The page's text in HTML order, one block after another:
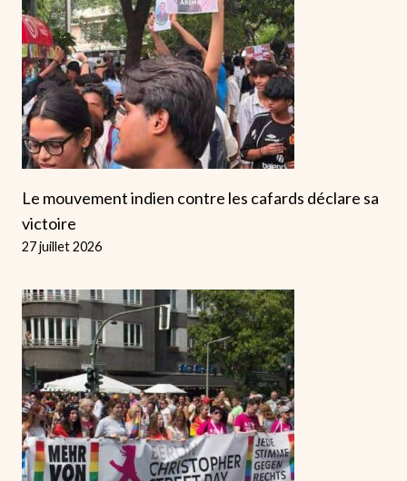
Le mouvement indien contre les cafards déclare sa
victoire
27 juillet 2026